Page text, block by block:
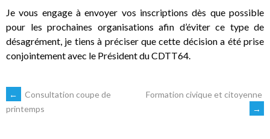
Je vous engage à envoyer vos inscriptions dès que possible
pour les prochaines organisations afin d’éviter ce type de
désagrément, je tiens à préciser que cette décision a été prise
conjointement avec le Président du CDTT64.
NAVIGATION
←
Consultation coupe de
printemps
Formation civique et citoyenne
→